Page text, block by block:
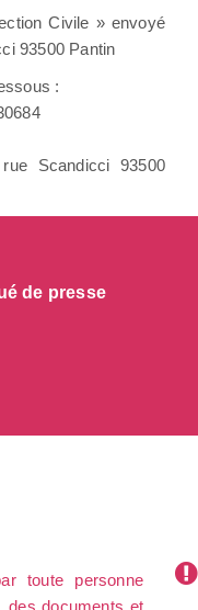
Civile » envoyé
93500 Pantin
:
Scandicci 93500
de presse
toute personne
des documents et